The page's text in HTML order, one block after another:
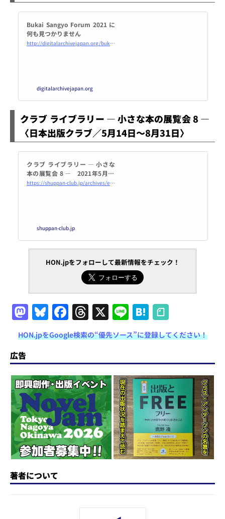
Bukai Sangyo Forum 2021 に
何も見つかりません
http://digitalarchivejapan.org/bukai/sangyo/forum-2021/
digitalarchivejapan.org
クラブ ライブラリー ― 小さな本の展覧会 8 ―
〈日本出版クラブ／5月14日～8月31日〉
クラブ ライブラリー ― 小さな
本の展覧会 8 ― 2021年5月14
日（金）～2021年9月17日
https://shuppan-club.jp/archives/event/642
shuppan-club.jp
HON.jpをフォローして最新情報をチェック！
M
a
st
o
d
o
n
Bl
u
e
s
k
y
F
a
c
e
b
o
o
k
T
h
re
a
d
s
X Li
n
e
H
at
e
n
a
HON.jpをGoogle検索の“優先ソース”に登録してください！
広告
著者について